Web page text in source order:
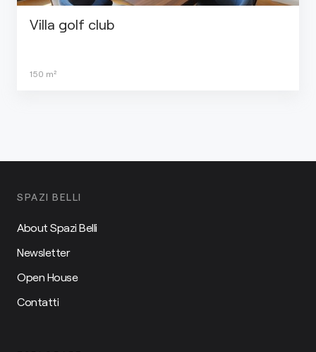
Villa golf club
150 m²
SPAZI BELLI
About Spazi Belli
Newsletter
Open House
Contatti